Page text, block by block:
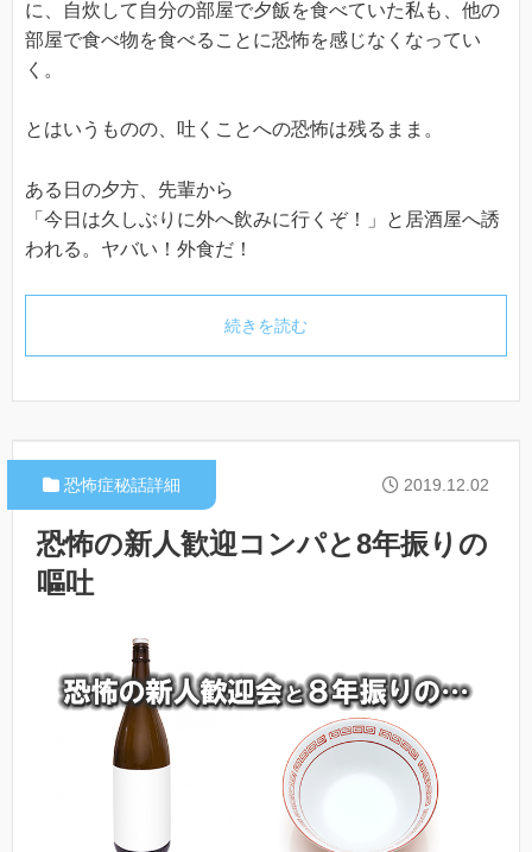
に、自炊して自分の部屋で夕飯を食べていた私も、他の
部屋で食べ物を食べることに恐怖を感じなくなってい
く。
とはいうものの、吐くことへの恐怖は残るまま。
ある日の夕方、先輩から
「今日は久しぶりに外へ飲みに行くぞ！」と居酒屋へ誘
われる。ヤバい！外食だ！
続きを読む
2019.12.02
恐怖症秘話詳細
恐怖の新人歓迎コンパと8年振りの
嘔吐